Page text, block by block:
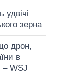
зерна
дрон,
в
– WSJ